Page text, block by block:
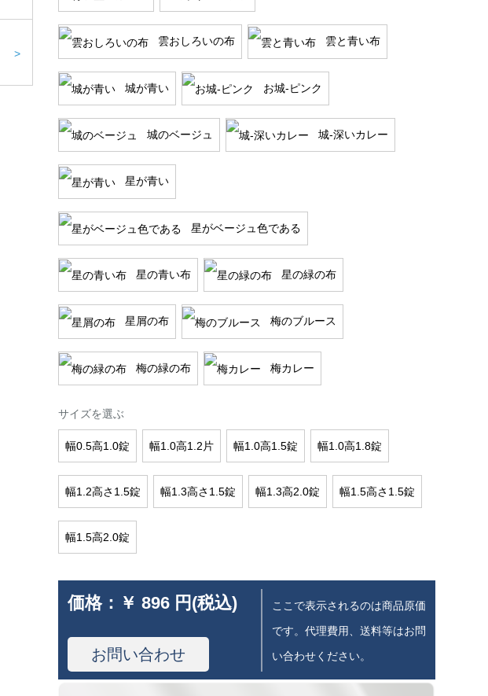
>
雲おしろいの布 雲と青い布
城が青い お城-ピンク
城のベージュ 城-深いカレー
星が青い
星がベージュ色である
星の青い布 星の緑の布
星屑の布 梅のブルース
梅の緑の布 梅カレー
サイズを選ぶ
幅0.5高1.0錠 幅1.0高1.2片 幅1.0高1.5錠 幅1.0高1.8錠
幅1.2高さ1.5錠 幅1.3高さ1.5錠 幅1.3高2.0錠 幅1.5高さ1.5錠
幅1.5高2.0錠
価格： ￥ 896 円(税込)
お問い合わせ
ここで表示されるのは商品原価
です。代理費用、送料等はお問
い合わせください。